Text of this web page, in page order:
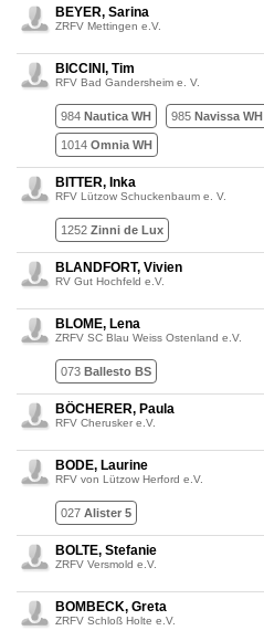
BEYER, Sarina
ZRFV Mettingen e.V.
BICCINI, Tim
RFV Bad Gandersheim e. V.
984 Nautica WH 985 Navissa WH
1014 Omnia WH
BITTER, Inka
RFV Lützow Schuckenbaum e. V.
1252 Zinni de Lux
BLANDFORT, Vivien
RV Gut Hochfeld e.V.
BLOME, Lena
ZRFV SC Blau Weiss Ostenland e.V.
073 Ballesto BS
BÖCHERER, Paula
RFV Cherusker e.V.
BODE, Laurine
RFV von Lützow Herford e.V.
027 Alister 5
BOLTE, Stefanie
ZRFV Versmold e.V.
BOMBECK, Greta
ZRFV Schloß Holte e.V.